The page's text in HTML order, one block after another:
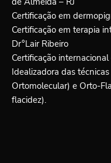
Certificação em
Certificação em terapia
Dr°Lair Ribeiro
Certificação
Idealizadora das
Ortomolecular) e Orto-
flacidez).